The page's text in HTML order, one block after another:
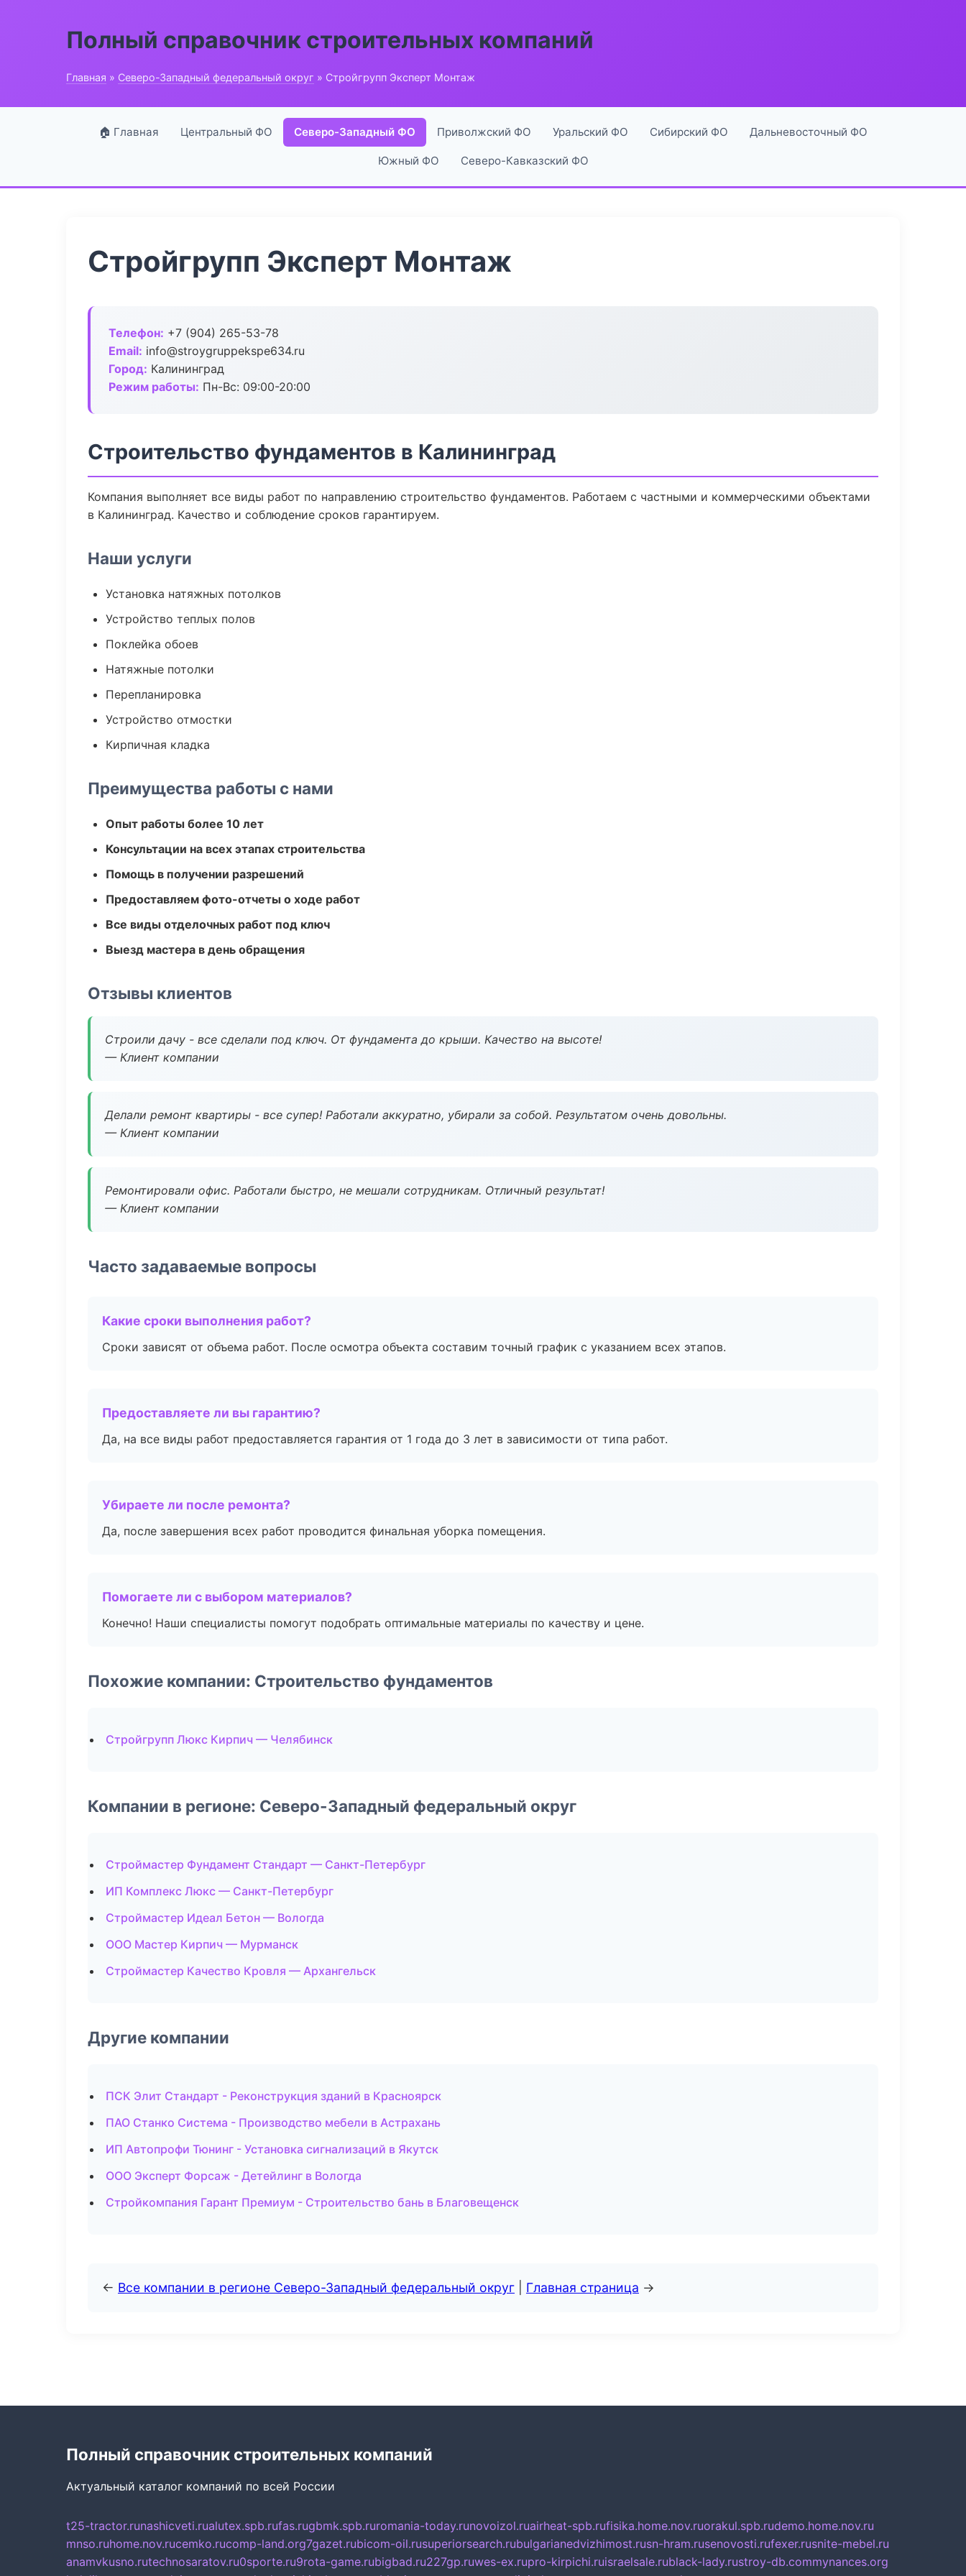
Полный справочник строительных компаний
Главная » Северо-Западный федеральный округ » Стройгрупп Эксперт Монтаж
🏠 Главная Центральный ФО Северо-Западный ФО Приволжский ФО Уральский ФО Сибирский ФО Дальневосточный ФО
Южный ФО Северо-Кавказский ФО
Стройгрупп Эксперт Монтаж
Телефон: +7 (904) 265-53-78
Email: info@stroygruppekspe634.ru
Город: Калининград
Режим работы: Пн-Вс: 09:00-20:00
Строительство фундаментов в Калининград
Компания выполняет все виды работ по направлению строительство фундаментов. Работаем с частными и коммерческими объектами
в Калининград. Качество и соблюдение сроков гарантируем.
Наши услуги
Установка натяжных потолков
Устройство теплых полов
Поклейка обоев
Натяжные потолки
Перепланировка
Устройство отмостки
Кирпичная кладка
Преимущества работы с нами
Опыт работы более 10 лет
Консультации на всех этапах строительства
Помощь в получении разрешений
Предоставляем фото-отчеты о ходе работ
Все виды отделочных работ под ключ
Выезд мастера в день обращения
Отзывы клиентов
Строили дачу - все сделали под ключ. От фундамента до крыши. Качество на высоте!
— Клиент компании
Делали ремонт квартиры - все супер! Работали аккуратно, убирали за собой. Результатом очень довольны.
— Клиент компании
Ремонтировали офис. Работали быстро, не мешали сотрудникам. Отличный результат!
— Клиент компании
Часто задаваемые вопросы
Какие сроки выполнения работ?
Сроки зависят от объема работ. После осмотра объекта составим точный график с указанием всех этапов.
Предоставляете ли вы гарантию?
Да, на все виды работ предоставляется гарантия от 1 года до 3 лет в зависимости от типа работ.
Убираете ли после ремонта?
Да, после завершения всех работ проводится финальная уборка помещения.
Помогаете ли с выбором материалов?
Конечно! Наши специалисты помогут подобрать оптимальные материалы по качеству и цене.
Похожие компании: Строительство фундаментов
Стройгрупп Люкс Кирпич — Челябинск
Компании в регионе: Северо-Западный федеральный округ
Строймастер Фундамент Стандарт — Санкт-Петербург
ИП Комплекс Люкс — Санкт-Петербург
Строймастер Идеал Бетон — Вологда
ООО Мастер Кирпич — Мурманск
Строймастер Качество Кровля — Архангельск
Другие компании
ПСК Элит Стандарт - Реконструкция зданий в Красноярск
ПАО Станко Система - Производство мебели в Астрахань
ИП Автопрофи Тюнинг - Установка сигнализаций в Якутск
ООО Эксперт Форсаж - Детейлинг в Вологда
Стройкомпания Гарант Премиум - Строительство бань в Благовещенск
← Все компании в регионе Северо-Западный федеральный округ Главная страница →
Полный справочник строительных компаний
Актуальный каталог компаний по всей России
t25-tractor.runashicveti.rualutex.spb.rufas.rugbmk.spb.ruromania-today.runovoizol.ruairheat-spb.rufisika.home.nov.ruorakul.spb.rudemo.home.nov.ru
mnso.ruhome.nov.rucemko.rucomp-land.org7gazet.rubicom-oil.rusuperiorsearch.rubulgarianedvizhimost.rusn-hram.rusenovosti.rufexer.rusnite-mebel.ru
anamvkusno.rutechnosaratov.ru0sporte.ru9rota-game.rubigbad.ru227gp.ruwes-ex.rupro-kirpichi.ruisraelsale.rublack-lady.rustroy-db.commynances.org